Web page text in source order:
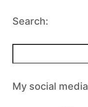
Search:
h
eMy social media